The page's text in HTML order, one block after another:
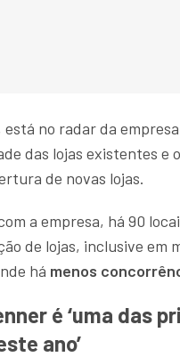
está no radar da
das lojas existentes e
de novas lojas.
a empresa, há 90
de lojas, inclusive em
há menos
é ‘uma das
ano’